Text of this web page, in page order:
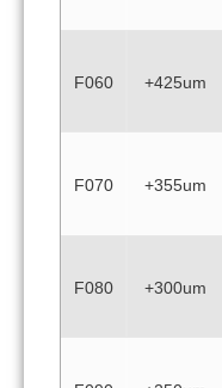
F060 +425um
F070 +355um
F080 +300um